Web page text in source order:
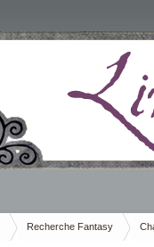
Recherche Fantasy